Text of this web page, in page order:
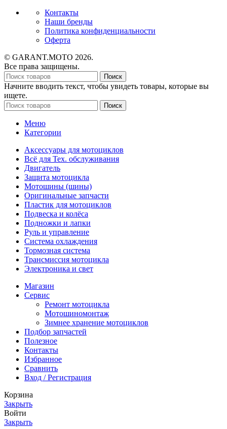
Контакты
Наши бренды
Политика конфиденциальности
Оферта
© GARANT.MOTO 2026.
Все права защищены.
Поиск
Начните вводить текст, чтобы увидеть товары, которые вы
ищете.
Поиск
Меню
Категории
Аксессуары для мотоциклов
Всё для Тех. обслуживания
Двигатель
Защита мотоцикла
Мотошины (шины)
Оригинальные запчасти
Пластик для мотоциклов
Подвеска и колёса
Подножки и лапки
Руль и управление
Система охлаждения
Тормозная система
Трансмиссия мотоцикла
Электроника и свет
Магазин
Сервис
Ремонт мотоцикла
Мотошиномонтаж
Зимнее хранение мотоциклов
Подбор запчастей
Полезное
Контакты
Избранное
Сравнить
Вход / Регистрация
Корзина
Закрыть
Войти
Закрыть